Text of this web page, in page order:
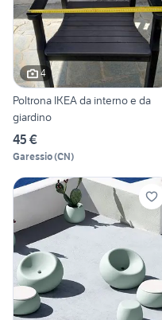
4
Poltrona IKEA da interno e da
giardino
45 €
Garessio(CN)